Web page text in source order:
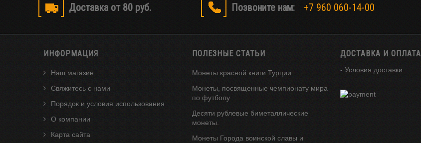
Доставка от 80 руб. Позвоните нам: +7 960 060-14-00
ИНФОРМАЦИЯ
Наш магазин
Свяжитесь с нами
Порядок и условия использования
О компании
Карта сайта
ПОЛЕЗНЫЕ СТАТЬИ
Монеты красной книги Турции
Монеты, посвященные чемпионату мира
по футболу
Десяти рублевые биметаллические
монеты.
Монеты Города воинской славы и
ДОСТАВКА И ОПЛАТА
- Условия доставки